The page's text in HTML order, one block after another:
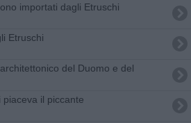
importati dagli Etruschi
Etruschi
del Duomo e del
piaceva il piccante